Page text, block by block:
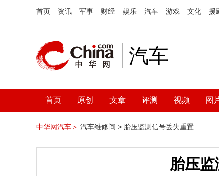
首页 资讯 军事 财经 娱乐 汽车 游戏 文化 援
汽车
首页 原创 文章 评测 视频 图
中华网汽车＞ 汽车维修间 > 胎压监测信号丢失重置
胎压